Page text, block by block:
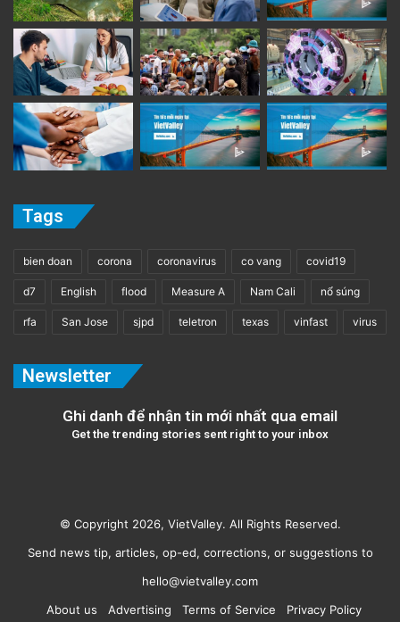
Tags
bien doan corona coronavirus co vang covid19
d7 English flood Measure A Nam Cali nổ súng
rfa San Jose sjpd teletron texas vinfast virus
Newsletter
Ghi danh để nhận tin mới nhất qua email
Get the trending stories sent right to your inbox
© Copyright 2026, VietValley. All Rights Reserved.
Send news tip, articles, op-ed, corrections, or suggestions to
hello@vietvalley.com
About us
Advertising Terms of Service Privacy Policy